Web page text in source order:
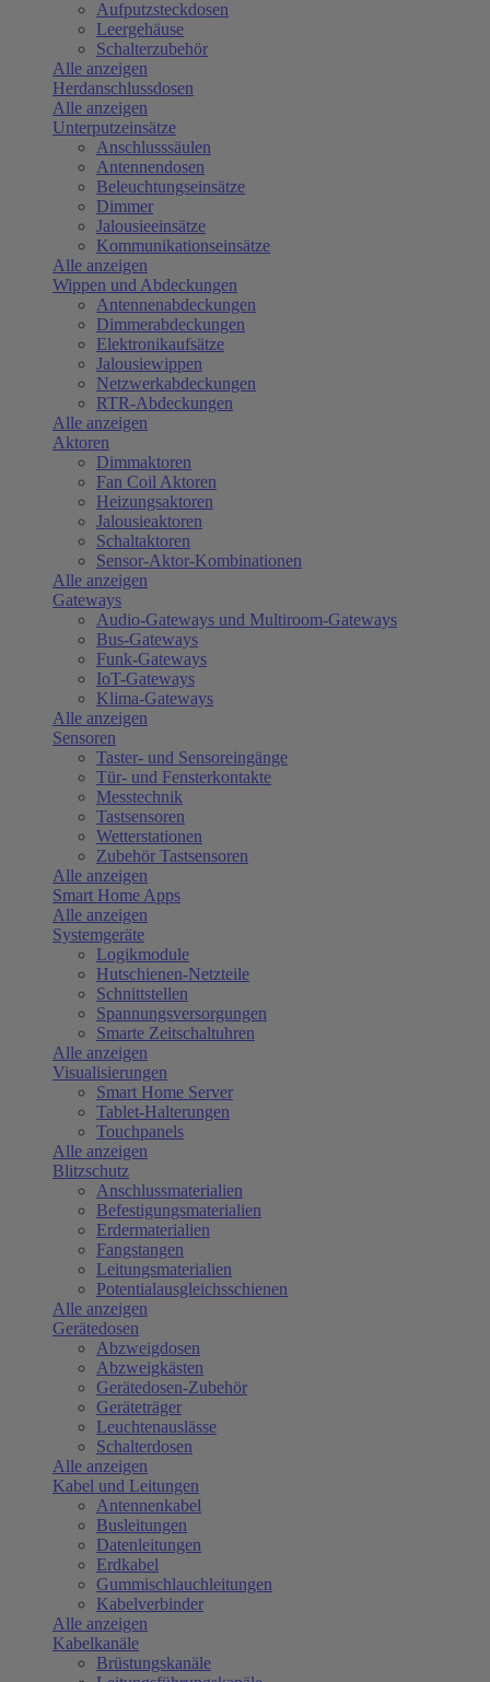
Aufputzsteckdosen
Leergehäuse
Schalterzubehör
Alle anzeigen
Herdanschlussdosen
Alle anzeigen
Unterputzeinsätze
Anschlusssäulen
Antennendosen
Beleuchtungseinsätze
Dimmer
Jalousieeinsätze
Kommunikationseinsätze
Alle anzeigen
Wippen und Abdeckungen
Antennenabdeckungen
Dimmerabdeckungen
Elektronikaufsätze
Jalousiewippen
Netzwerkabdeckungen
RTR-Abdeckungen
Alle anzeigen
Aktoren
Dimmaktoren
Fan Coil Aktoren
Heizungsaktoren
Jalousieaktoren
Schaltaktoren
Sensor-Aktor-Kombinationen
Alle anzeigen
Gateways
Audio-Gateways und Multiroom-Gateways
Bus-Gateways
Funk-Gateways
IoT-Gateways
Klima-Gateways
Alle anzeigen
Sensoren
Taster- und Sensoreingänge
Tür- und Fensterkontakte
Messtechnik
Tastsensoren
Wetterstationen
Zubehör Tastsensoren
Alle anzeigen
Smart Home Apps
Alle anzeigen
Systemgeräte
Logikmodule
Hutschienen-Netzteile
Schnittstellen
Spannungsversorgungen
Smarte Zeitschaltuhren
Alle anzeigen
Visualisierungen
Smart Home Server
Tablet-Halterungen
Touchpanels
Alle anzeigen
Blitzschutz
Anschlussmaterialien
Befestigungsmaterialien
Erdermaterialien
Fangstangen
Leitungsmaterialien
Potentialausgleichsschienen
Alle anzeigen
Gerätedosen
Abzweigdosen
Abzweigkästen
Gerätedosen-Zubehör
Geräteträger
Leuchtenauslässe
Schalterdosen
Alle anzeigen
Kabel und Leitungen
Antennenkabel
Busleitungen
Datenleitungen
Erdkabel
Gummischlauchleitungen
Kabelverbinder
Alle anzeigen
Kabelkanäle
Brüstungskanäle